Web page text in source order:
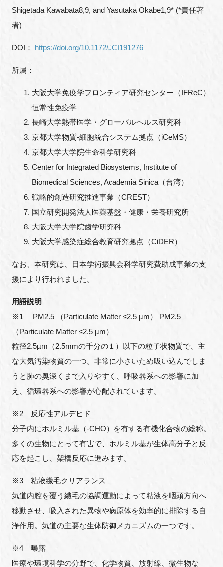
Shigetada Kawabata8,9, and Yasutaka Okabe1,9* (*責任著
者)
DOI： https://doi.org/10.1172/JCI191276
所属：
大阪大学免疫学フロンティア研究センター（IFReC）
恒常性免疫学
長崎大学熱帯医学・グローバルヘルス研究科
京都大学物質-細胞統合システム拠点（iCeMS）
京都大学大学院生命科学研究科
Center for Integrated Biosystems, Institute of
Biomedical Sciences, Academia Sinica（台湾）
戦略的創造研究推進事業（CREST）
国立研究開発法人医薬基盤・健康・栄養研究所
大阪大学大学院歯学研究科
大阪大学感染症総合教育研究拠点（CiDER）
なお、本研究は、日本学術振興会科学研究費助成事業の支
援により行われました。
用語説明
※1 PM2.5 （Particulate Matter ≤2.5 µm） PM2.5
（Particulate Matter ≤2.5 µm）
粒径2.5µm（2.5mmの千分の１）以下の粒子状物質で、主
な大気汚染物質の一つ。非常に小さいため吸い込んでしま
うと肺の奥深くまで入りやすく、呼吸器系への影響に加
え、循環器系への影響が心配されています。
※2 反応性アルデヒド
分子内にホルミル基（-CHO）を有する有機化合物の総称。
多くの生物にとって有害で、ホルミル基が生体高分子と反
応を起こし、架橋反応に進みます。
※3 粘液繊毛クリアランス
気道内腔を覆う繊毛の協調運動によって粘液を咽頭方向へ
移動させ、吸入された異物や病原体を効率的に排除する自
浄作用。気道の主要な生体防御メカニズムの一つです。
※4 曝露
医療や環境科学の分野で、化学物質、放射線、微生物な